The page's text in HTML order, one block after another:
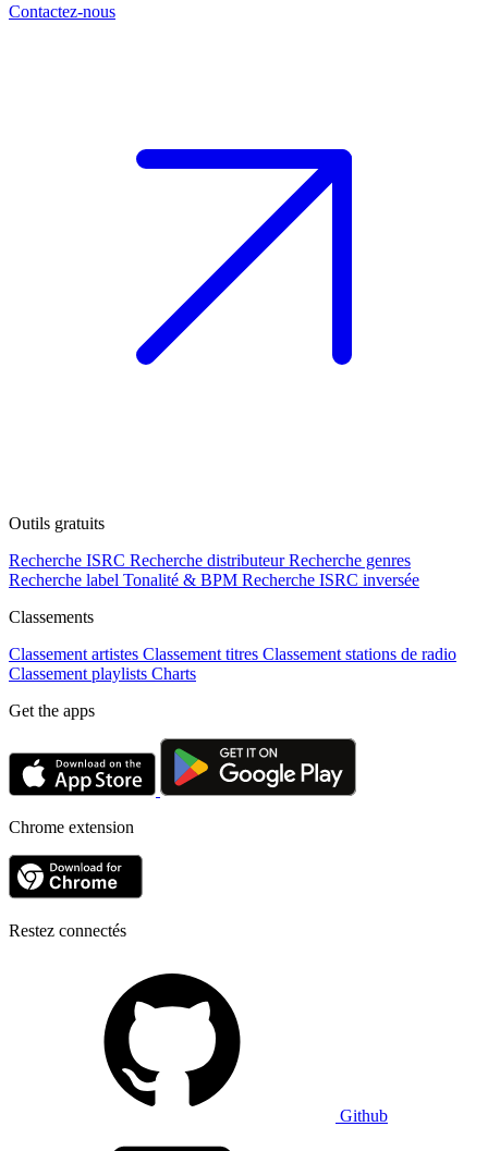
Contactez-nous
Outils gratuits
Recherche ISRC Recherche distributeur Recherche genres
Recherche label Tonalité & BPM Recherche ISRC inversée
Classements
Classement artistes Classement titres Classement stations de radio
Classement playlists Charts
Get the apps
Chrome extension
Restez connectés
Github